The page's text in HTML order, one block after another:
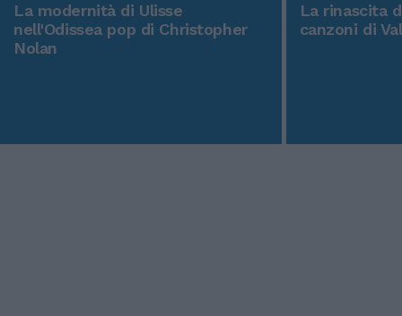
La modernità di Ulisse
nell'Odissea pop di Christopher
Nolan
La rinascita
canzoni di